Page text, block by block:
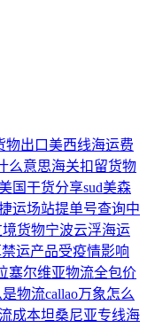
物出口美西线海运费
么意思海关扣留货物
国干货分享sud美森
运场站提单号查询中
境货物宁波云浮海运
禁运产品受疫情影响
塞尔维亚物流全包价
物流callao万象怎么
成本坦桑尼亚专线海